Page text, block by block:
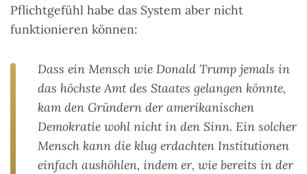
Pflichtgefühl habe das System aber nicht
funktionieren können:
Dass ein Mensch wie Donald Trump jemals in
das höchste Amt des Staates gelangen könnte,
kam den Gründern der amerikanischen
Demokratie wohl nicht in den Sinn. Ein solcher
Mensch kann die klug erdachten Institutionen
einfach aushöhlen, indem er, wie bereits in der